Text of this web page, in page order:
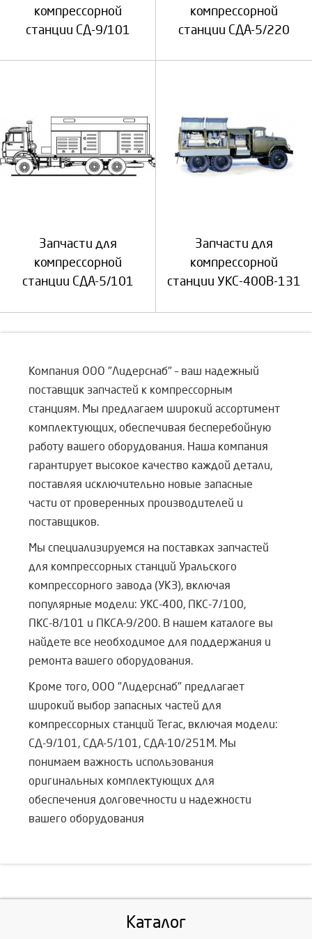
компрессорной
станции СД-9/101
компрессорной
станции СДА-5/220
Запчасти для
компрессорной
станции СДА-5/101
Запчасти для
компрессорной
станции УКС-400В-131
Компания ООО "Лидерснаб" – ваш надежный
поставщик запчастей к компрессорным
станциям. Мы предлагаем широкий ассортимент
комплектующих, обеспечивая бесперебойную
работу вашего оборудования. Наша компания
гарантирует высокое качество каждой детали,
поставляя исключительно новые запасные
части от проверенных производителей и
поставщиков.
Мы специализируемся на поставках запчастей
для компрессорных станций Уральского
компрессорного завода (УКЗ), включая
популярные модели: УКС-400, ПКС-7/100,
ПКС-8/101 и ПКСА-9/200. В нашем каталоге вы
найдете все необходимое для поддержания и
ремонта вашего оборудования.
Кроме того, ООО "Лидерснаб" предлагает
широкий выбор запасных частей для
компрессорных станций Тегас, включая модели:
СД-9/101, СДА-5/101, СДА-10/251М. Мы
понимаем важность использования
оригинальных комплектующих для
обеспечения долговечности и надежности
вашего оборудования
Каталог